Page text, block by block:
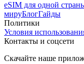
eSIM для одной
мируБлогГайды
Политики
Условия
Контакты и соцсети
Скачайте наше